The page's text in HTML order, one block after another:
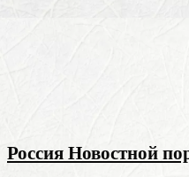
Россия Новостной